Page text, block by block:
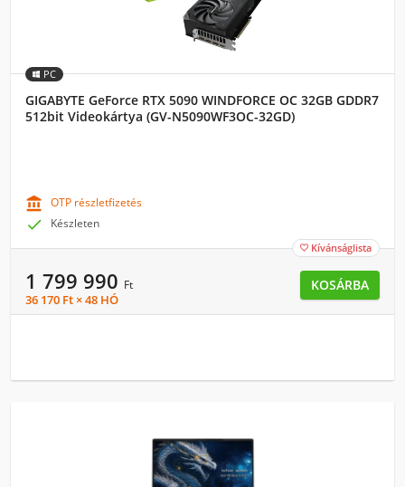
PC
GIGABYTE GeForce RTX 5090 WINDFORCE OC 32GB GDDR7
512bit Videokártya (GV-N5090WF3OC-32GD)
 OTP részletfizetés
 Készleten
 Kívánságlista
1 799 990 Ft
36 170 Ft × 48 HÓ
KOSÁRBA